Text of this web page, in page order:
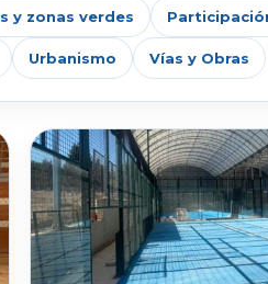
y zonas verdes
Urbanismo Vías y Obras